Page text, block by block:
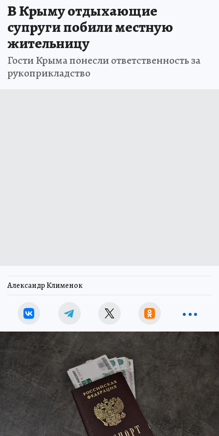
В Крыму отдыхающие
супруги побили местную
жительницу
Гости Крыма понесли ответственность за
рукоприкладство
Александр Клименок